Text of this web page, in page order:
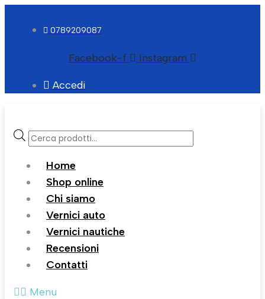
0789209087
Facebook-f Instagram
Accedi
Products
Home
Shop online
Chi siamo
Vernici auto
Vernici nautiche
Recensioni
Contatti
Menu